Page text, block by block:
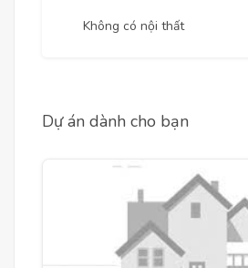
Không có nội thất
Dự án dành cho bạn